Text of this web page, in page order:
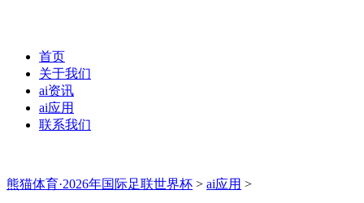
首页
关于我们
ai资讯
ai应用
联系我们
熊猫体育·2026年国际足联世界杯 > ai应用 >